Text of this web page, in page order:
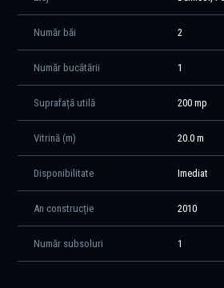
Număr băi 2
Număr bucătării 1
Suprafață utilă 200 mp
Vitrină (m) 20.0 m
Disponibilitate Imediat
An construcție 2010
Număr subsoluri 1